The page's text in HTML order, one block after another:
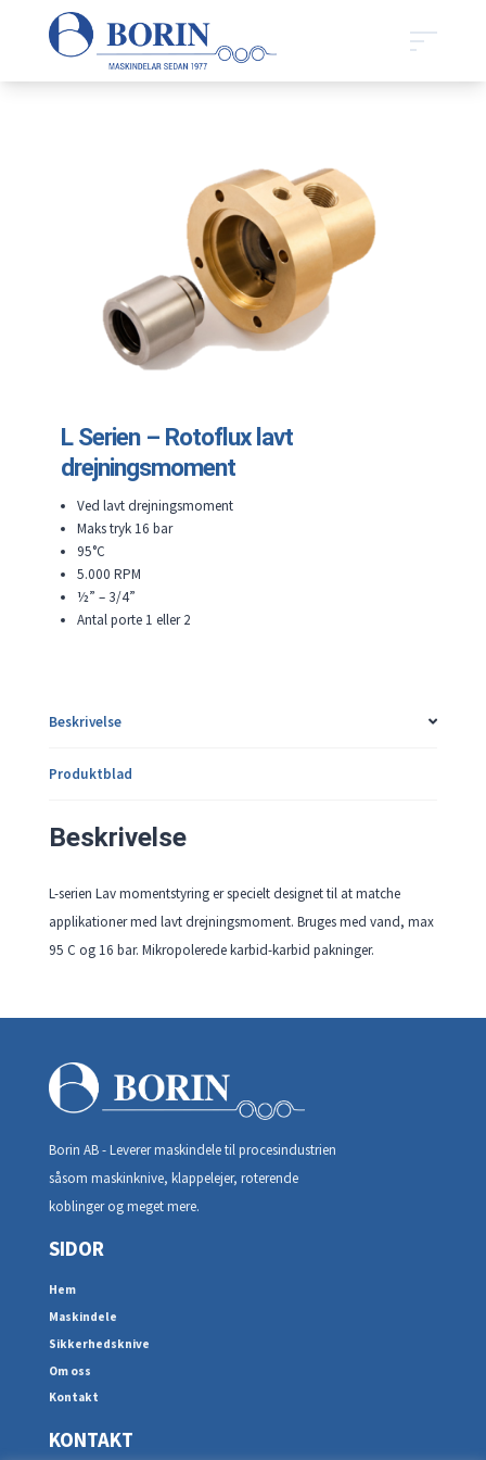
L Serien – Rotoflux lavt
drejningsmoment
Ved lavt drejningsmoment
Maks tryk 16 bar
95°C
5.000 RPM
½” – 3/4”
Antal porte 1 eller 2
Beskrivelse
Produktblad
Beskrivelse
L-serien Lav momentstyring er specielt designet til at matche
applikationer med lavt drejningsmoment. Bruges med vand, max
95 C og 16 bar. Mikropolerede karbid-karbid pakninger.
Borin AB - Leverer maskindele til procesindustrien
såsom maskinknive, klappelejer, roterende
koblinger og meget mere.
SIDOR
Hem
Maskindele
Sikkerhedsknive
Om oss
Kontakt
KONTAKT